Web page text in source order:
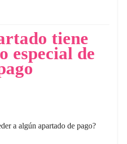
tiene
especial de
a algún apartado de pago?